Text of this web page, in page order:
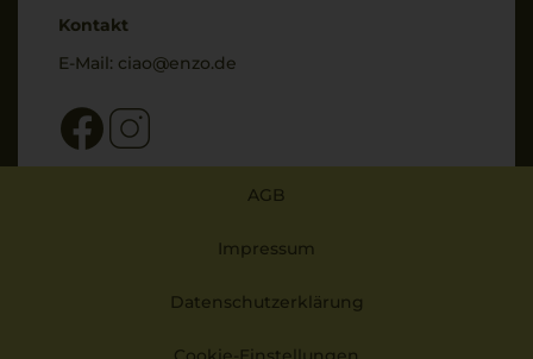
Kontakt
E-Mail: ciao@enzo.de
AGB
Impressum
Datenschutzerklärung